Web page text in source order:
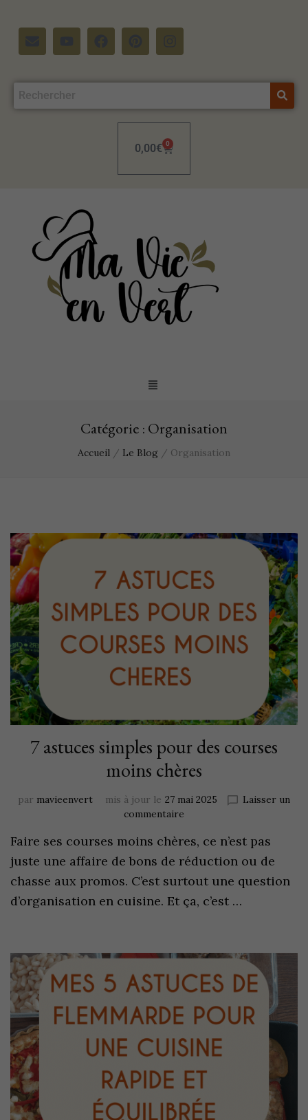
0,00€ 0
Catégorie : Organisation
Accueil / Le Blog / Organisation
7 astuces simples pour des courses
moins chères
par mavieenvert mis à jour le 27 mai 2025
Laisser un
commentaire
Faire ses courses moins chères, ce n’est pas
juste une affaire de bons de réduction ou de
chasse aux promos. C’est surtout une question
d’organisation en cuisine. Et ça, c’est …